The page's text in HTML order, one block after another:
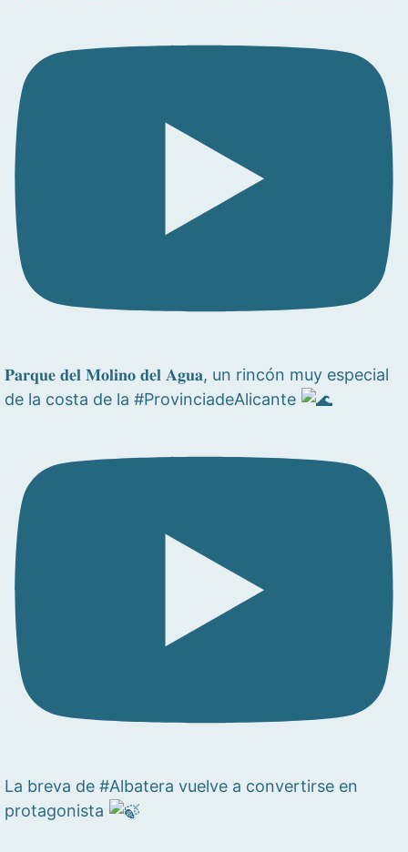
𝐏𝐚𝐫𝐪𝐮𝐞 𝐝𝐞𝐥 𝐌𝐨𝐥𝐢𝐧𝐨 𝐝𝐞𝐥 𝐀𝐠𝐮𝐚, un rincón muy especial
de la costa de la #ProvinciadeAlicante
La breva de #Albatera vuelve a convertirse en
protagonista